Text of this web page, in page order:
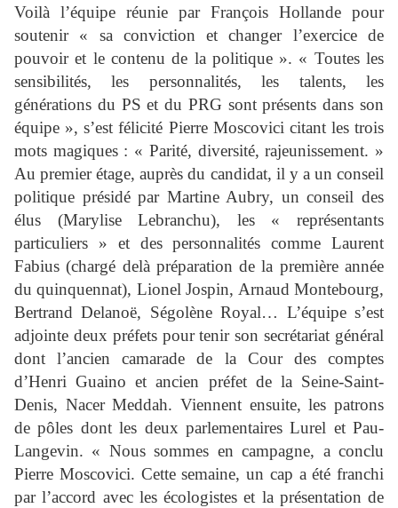
Voilà l’équipe réunie par François Hollande pour
soutenir « sa conviction et changer l’exercice de
pouvoir et le contenu de la politique ». « Toutes les
sensibilités, les personnalités, les talents, les
générations du PS et du PRG sont présents dans son
équipe », s’est félicité Pierre Moscovici citant les trois
mots magiques : « Parité, diversité, rajeunissement. »
Au premier étage, auprès du candidat, il y a un conseil
politique présidé par Martine Aubry, un conseil des
élus (Marylise Lebranchu), les « représentants
particuliers » et des personnalités comme Laurent
Fabius (chargé delà préparation de la première année
du quinquennat), Lionel Jospin, Arnaud Montebourg,
Bertrand Delanoë, Ségolène Royal… L’équipe s’est
adjointe deux préfets pour tenir son secrétariat général
dont l’ancien camarade de la Cour des comptes
d’Henri Guaino et ancien préfet de la Seine-Saint-
Denis, Nacer Meddah. Viennent ensuite, les patrons
de pôles dont les deux parlementaires Lurel et Pau-
Langevin. « Nous sommes en campagne, a conclu
Pierre Moscovici. Cette semaine, un cap a été franchi
par l’accord avec les écologistes et la présentation de